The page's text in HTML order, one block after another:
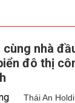
nhà
đô thị
Thái An